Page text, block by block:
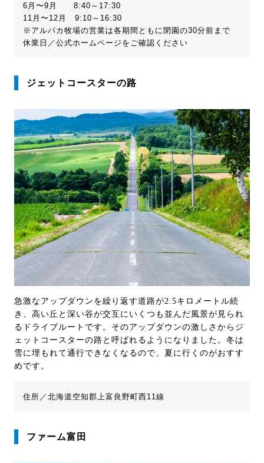
6月〜9月 8:40～17:30
11月〜12月 9:10～16:30
※アルパカ牧場の営業は各期間ともに閉園の30分前まで
休業日／公式ホームページをご確認ください
ジェットコースターの路
急激なアップダウンを繰り返す道路が2.5キロメートル続
き、高い丘と深い谷が交互にいくつも並んだ風景が見られ
るドライブルートです。そのアップダウンの激しさからジ
ェットコースターの路と呼ばれるようになりました。冬は
雪に埋もれて通行できなくなるので、夏に行くのがおすす
めです。
住所／北海道空知郡上富良野町西11線
ファーム富田